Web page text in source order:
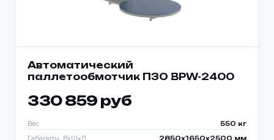
Автоматический
паллетообмотчик ПЗО BPW-2400
330 859 руб
Вес 550 кг
2850х1650х2500 мм